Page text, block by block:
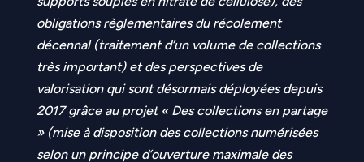
obligations règlementaires du récolement
décennal (traitement d’un volume de collections
très important) et des perspectives de
valorisation qui sont désormais déployées depuis
2017 grâce au projet « Des collections en partage
» (mise à disposition des collections numérisées
selon un principe d’ouverture maximale des